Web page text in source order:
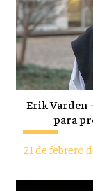
Erik Varden
para
21 de febrero